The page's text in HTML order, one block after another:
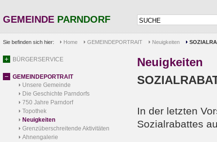
GEMEINDE PARNDORF
Sie befinden sich hier: Home GEMEINDEPORTRAIT Neuigkeiten
BÜRGERSERVICE
GEMEINDEPORTRAIT
Unsere Gemeinde
Die Geschichte Parndorfs
750 Jahre Parndorf
Topothek
Neuigkeiten
Grenzüberschreitende Aktivitäten
Ahnengalerie
Neuigkeiten
In der letzten
Sozialrabattes